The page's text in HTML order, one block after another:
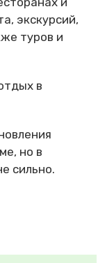
экскурсий,
туров и
в
но в
сильно.